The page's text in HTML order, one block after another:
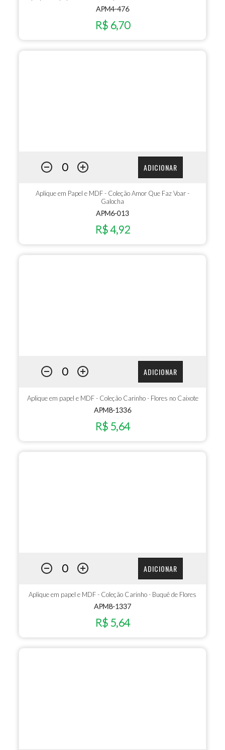
APM4-476
R$ 6,70
ADICIONAR
Aplique em Papel e MDF - Coleção Amor Que Faz Voar -
Galocha
APM6-013
R$ 4,92
ADICIONAR
Aplique em papel e MDF - Coleção Carinho - Flores no Caixote
APM8-1336
R$ 5,64
ADICIONAR
Aplique em papel e MDF - Coleção Carinho - Buquê de Flores
APM8-1337
R$ 5,64